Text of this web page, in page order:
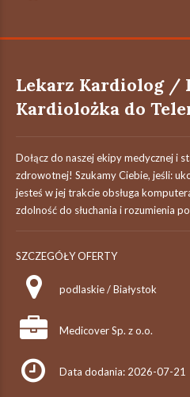
Lekarz Kardiolog /
Kardiolożka do
Dołącz do naszej ekipy medycznej i
zdrowotnej! Szukamy Ciebie, jeśli:
jesteś w jej trakcie obsługa
zdolność do słuchania i rozumienia
SZCZEGÓŁY OFERTY
podlaskie / Białystok
Medicover Sp. z o.o.
Data dodania: 2026-07-21